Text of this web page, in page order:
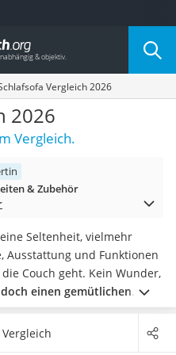
Vergleich 2026
2026
Vergleich.
& Zubehör
Seltenheit, vielmehr
und Funktionen
Couch geht. Kein Wunder,
einen gemütlichen
beliebt und praktisch sind
Handgriffen zu Betten